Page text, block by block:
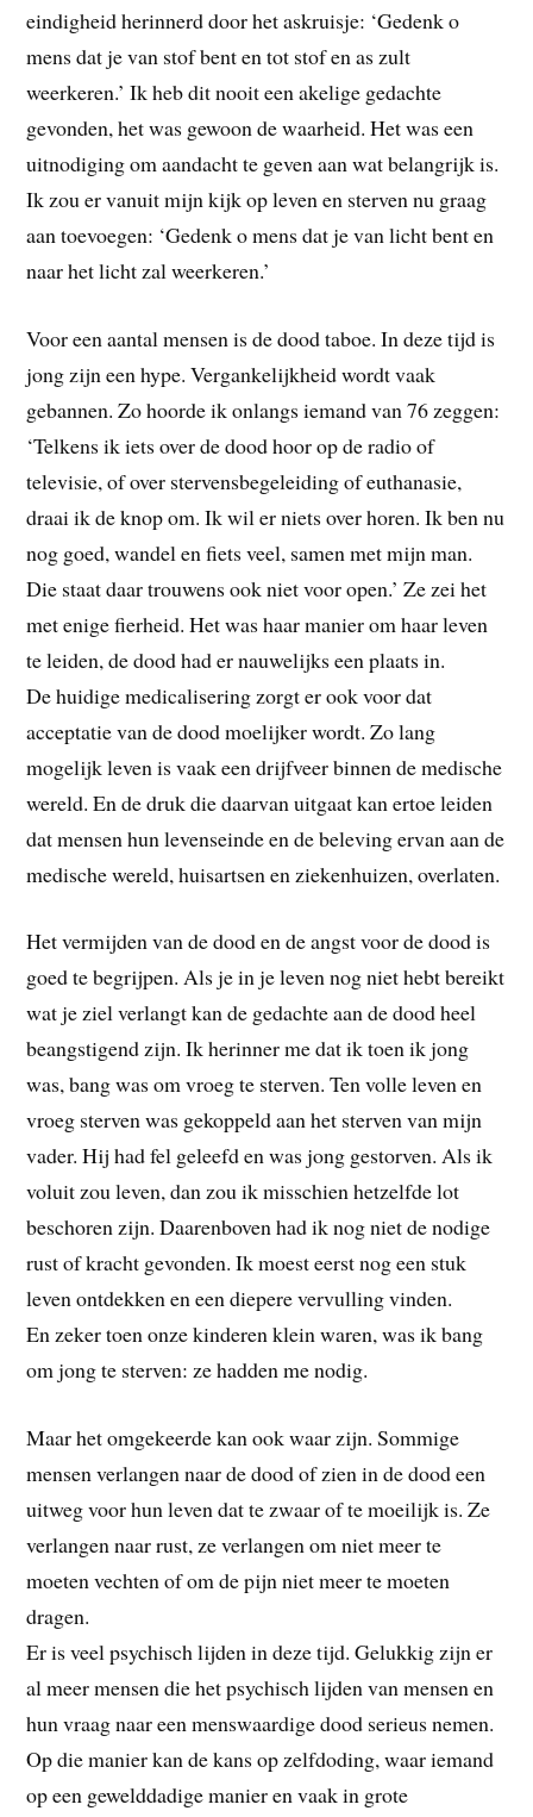
eindigheid herinnerd door het askruisje: ‘Gedenk o
mens dat je van stof bent en tot stof en as zult
weerkeren.’ Ik heb dit nooit een akelige gedachte
gevonden, het was gewoon de waarheid. Het was een
uitnodiging om aandacht te geven aan wat belangrijk is.
Ik zou er vanuit mijn kijk op leven en sterven nu graag
aan toevoegen: ‘Gedenk o mens dat je van licht bent en
naar het licht zal weerkeren.’
Voor een aantal mensen is de dood taboe. In deze tijd is
jong zijn een hype. Vergankelijkheid wordt vaak
gebannen. Zo hoorde ik onlangs iemand van 76 zeggen:
‘Telkens ik iets over de dood hoor op de radio of
televisie, of over stervensbegeleiding of euthanasie,
draai ik de knop om. Ik wil er niets over horen. Ik ben nu
nog goed, wandel en fiets veel, samen met mijn man.
Die staat daar trouwens ook niet voor open.’ Ze zei het
met enige fierheid. Het was haar manier om haar leven
te leiden, de dood had er nauwelijks een plaats in.
De huidige medicalisering zorgt er ook voor dat
acceptatie van de dood moelijker wordt. Zo lang
mogelijk leven is vaak een drijfveer binnen de medische
wereld. En de druk die daarvan uitgaat kan ertoe leiden
dat mensen hun levenseinde en de beleving ervan aan de
medische wereld, huisartsen en ziekenhuizen, overlaten.
Het vermijden van de dood en de angst voor de dood is
goed te begrijpen. Als je in je leven nog niet hebt bereikt
wat je ziel verlangt kan de gedachte aan de dood heel
beangstigend zijn. Ik herinner me dat ik toen ik jong
was, bang was om vroeg te sterven. Ten volle leven en
vroeg sterven was gekoppeld aan het sterven van mijn
vader. Hij had fel geleefd en was jong gestorven. Als ik
voluit zou leven, dan zou ik misschien hetzelfde lot
beschoren zijn. Daarenboven had ik nog niet de nodige
rust of kracht gevonden. Ik moest eerst nog een stuk
leven ontdekken en een diepere vervulling vinden.
En zeker toen onze kinderen klein waren, was ik bang
om jong te sterven: ze hadden me nodig.
Maar het omgekeerde kan ook waar zijn. Sommige
mensen verlangen naar de dood of zien in de dood een
uitweg voor hun leven dat te zwaar of te moeilijk is. Ze
verlangen naar rust, ze verlangen om niet meer te
moeten vechten of om de pijn niet meer te moeten
dragen.
Er is veel psychisch lijden in deze tijd. Gelukkig zijn er
al meer mensen die het psychisch lijden van mensen en
hun vraag naar een menswaardige dood serieus nemen.
Op die manier kan de kans op zelfdoding, waar iemand
op een gewelddadige manier en vaak in grote